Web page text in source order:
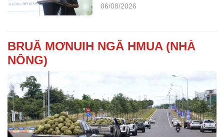
06/08/2026
BRUĂ MƠNUIH NGĂ HMUA (NHÀ
NÔNG)